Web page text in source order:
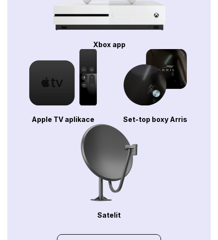
Xbox app
Apple TV aplikace Set-top boxy Arris
Satelit